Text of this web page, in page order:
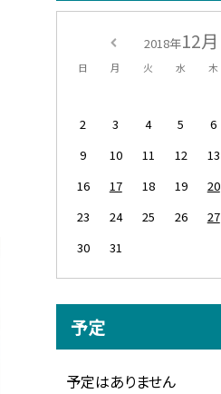
2018年12月
日 月 火 水 木
2
3 4 5 6
9
10 11 12 13
16
17 18 19 20
23
24 25 26 27
30
31
予定
予定はありません